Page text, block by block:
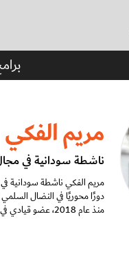
مريم الفكي
ناشطة سودانية في مجال
مريم الفكي ناشطة سودانية في
دورًا محوريًا في النضال
منذ عام 2018، عضو قيادي في لجان المقاومة السودانية.